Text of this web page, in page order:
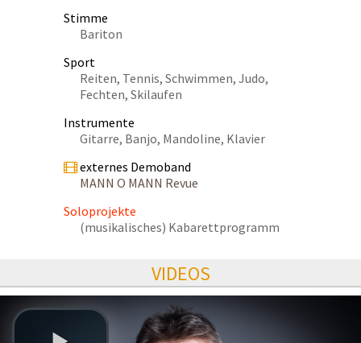
Stimme
Bariton
Sport
Reiten, Tennis, Schwimmen, Judo,
Fechten, Skilaufen
Instrumente
Gitarre, Banjo, Mandoline, Klavier
externes Demoband
MANN O MANN Revue
Soloprojekte
(musikalisches) Kabarettprogramm
VIDEOS